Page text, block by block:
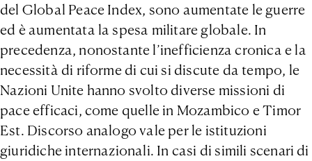
del Global Peace Index, sono aumentate le guerre
ed è aumentata la spesa militare globale. In
precedenza, nonostante l’inefficienza cronica e la
necessità di riforme di cui si discute da tempo, le
Nazioni Unite hanno svolto diverse missioni di
pace efficaci, come quelle in Mozambico e Timor
Est. Discorso analogo vale per le istituzioni
giuridiche internazionali. In casi di simili scenari di